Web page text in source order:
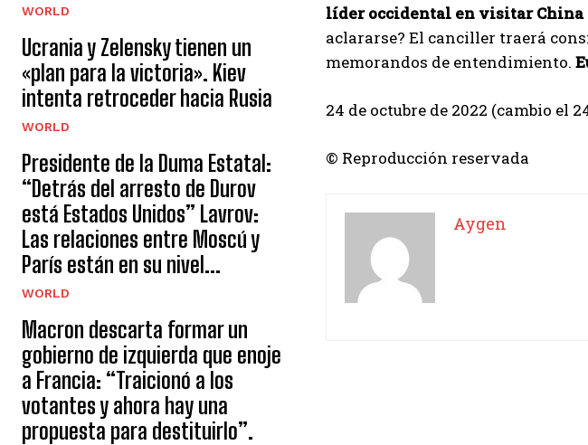
WORLD
Ucrania y Zelensky tienen un
«plan para la victoria». Kiev
intenta retroceder hacia Rusia
WORLD
Presidente de la Duma Estatal:
“Detrás del arresto de Durov
está Estados Unidos” Lavrov:
Las relaciones entre Moscú y
París están en su nivel...
WORLD
Macron descarta formar un
gobierno de izquierda que enoje
a Francia: “Traicionó a los
votantes y ahora hay una
propuesta para destituirlo”.
líder occidental en visitar China
aclararse? El canciller traerá
memorandos de entendimiento.
24 de octubre de 2022 (cambio el
© Reproducción reservada
Aygen